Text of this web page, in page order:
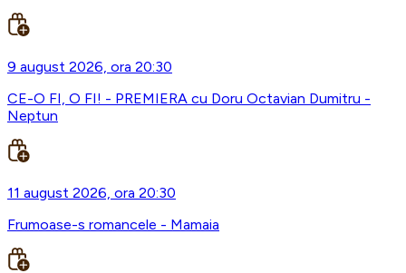
9 august 2026, ora 20:30
CE-O FI, O FI! - PREMIERA cu Doru Octavian Dumitru -
Neptun
11 august 2026, ora 20:30
Frumoase-s romancele - Mamaia